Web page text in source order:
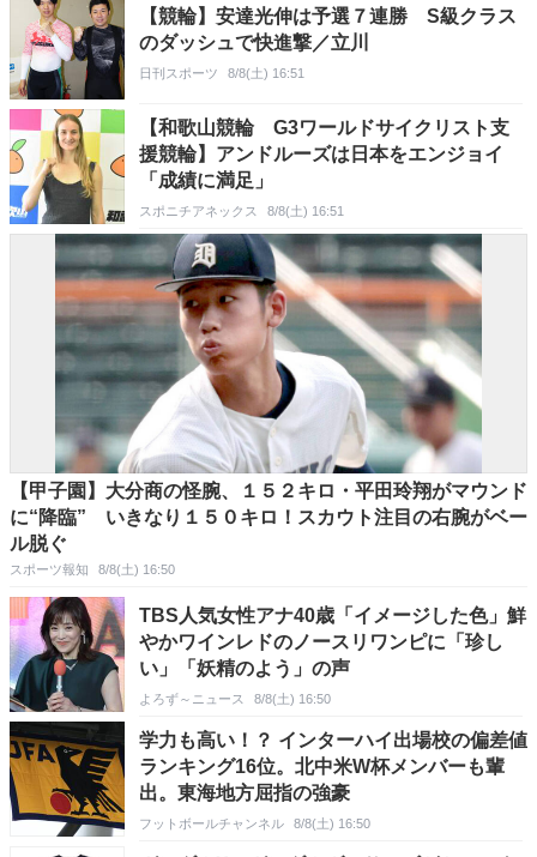
【競輪】安達光伸は予選７連勝 S級クラス
のダッシュで快進撃／立川
日刊スポーツ 8/8(土) 16:51
【和歌山競輪 G3ワールドサイクリスト支
援競輪】アンドルーズは日本をエンジョイ
「成績に満足」
スポニチアネックス 8/8(土) 16:51
【甲子園】大分商の怪腕、１５２キロ・平田玲翔がマウンド
に“降臨” いきなり１５０キロ！スカウト注目の右腕がベー
ル脱ぐ
スポーツ報知 8/8(土) 16:50
TBS人気女性アナ40歳「イメージした色」鮮
やかワインレドのノースリワンピに「珍し
い」「妖精のよう」の声
よろず～ニュース 8/8(土) 16:50
学力も高い！？ インターハイ出場校の偏差値
ランキング16位。北中米W杯メンバーも輩
出。東海地方屈指の強豪
フットボールチャンネル 8/8(土) 16:50